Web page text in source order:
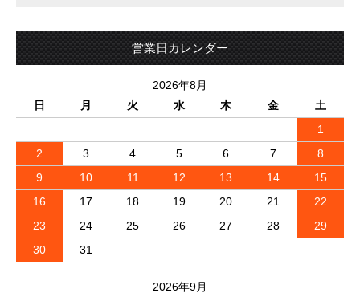
営業日カレンダー
2026年8月
日
月 火 水 木 金
土
1
2
3 4 5 6 7
8
9
10 11 12 13 14
15
16
17 18 19 20 21
22
23
24 25 26 27 28
29
30
31
2026年9月